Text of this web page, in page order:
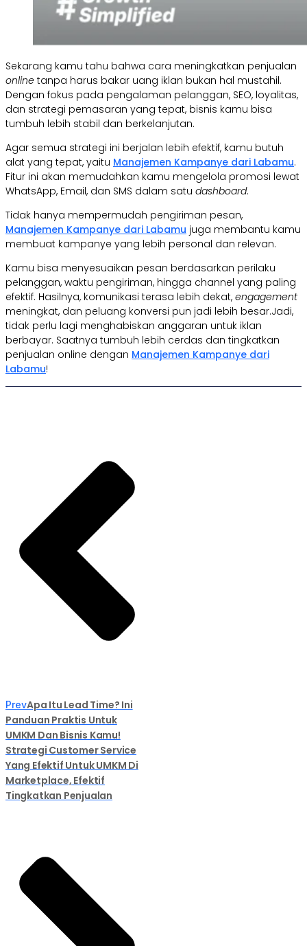
Sekarang kamu tahu bahwa cara meningkatkan penjualan
online tanpa harus bakar uang iklan bukan hal mustahil.
Dengan fokus pada pengalaman pelanggan, SEO, loyalitas,
dan strategi pemasaran yang tepat, bisnis kamu bisa
tumbuh lebih stabil dan berkelanjutan.
Agar semua strategi ini berjalan lebih efektif, kamu butuh
alat yang tepat, yaitu Manajemen Kampanye dari Labamu.
Fitur ini akan memudahkan kamu mengelola promosi lewat
WhatsApp, Email, dan SMS dalam satu dashboard.
Tidak hanya mempermudah pengiriman pesan,
Manajemen Kampanye dari Labamu juga membantu kamu
membuat kampanye yang lebih personal dan relevan.
Kamu bisa menyesuaikan pesan berdasarkan perilaku
pelanggan, waktu pengiriman, hingga channel yang paling
efektif. Hasilnya, komunikasi terasa lebih dekat, engagement
meningkat, dan peluang konversi pun jadi lebih besar.Jadi,
tidak perlu lagi menghabiskan anggaran untuk iklan
berbayar. Saatnya tumbuh lebih cerdas dan tingkatkan
penjualan online dengan Manajemen Kampanye dari
Labamu!
PrevApa Itu Lead Time? Ini
Panduan Praktis Untuk
UMKM Dan Bisnis Kamu!
Strategi Customer Service
Yang Efektif Untuk UMKM Di
Marketplace, Efektif
Tingkatkan Penjualan